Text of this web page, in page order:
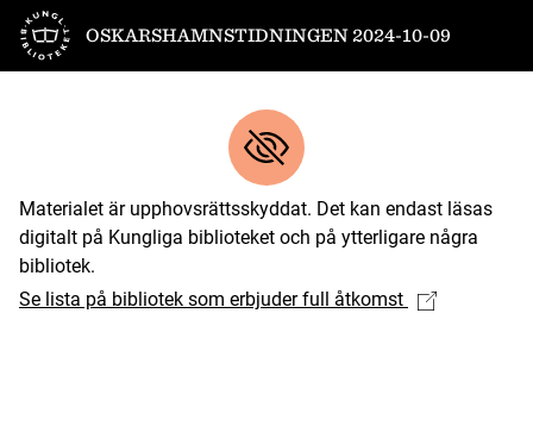
Till startsidan
OSKARSHAMNSTIDNINGEN 2024-10-09
Materialet är upphovsrättsskyddat. Det kan endast läsas
digitalt på Kungliga biblioteket och på ytterligare några
bibliotek.
Se lista på bibliotek som erbjuder full åtkomst